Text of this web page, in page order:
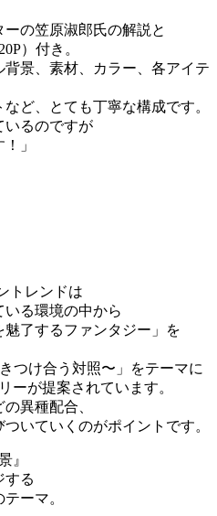
の笠原淑郎氏の解説と
）付き。
景、素材、カラー、各アイテ
ど、とても丁寧な構成です。
いるのですが
」
トレンドは
る環境の中から
魅了するファンタジー」を
つけ合う対照〜」をテーマに
ーが提案されています。
異種配合、
いていくのがポイントです。
』
する
ーマ。